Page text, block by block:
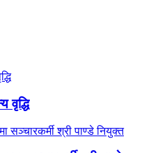
वृद्धि